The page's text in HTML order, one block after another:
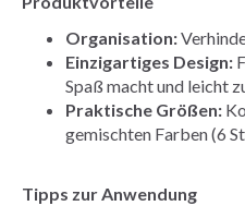
Organisation:
Einzigartiges Design:
Spaß macht und leicht
Praktische Größen:
gemischten Farben (6
Tipps zur Anwendung